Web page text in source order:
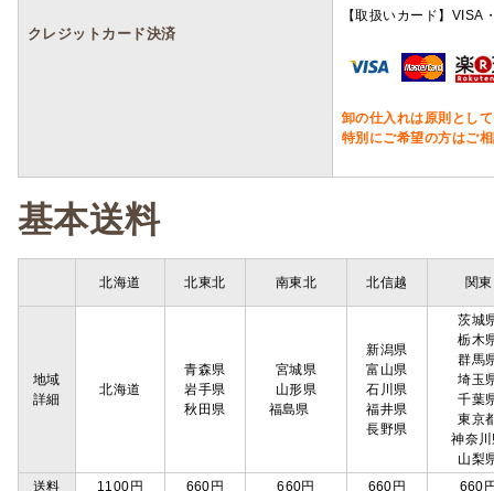
クレジットカード決済
【取扱いカード】
卸の仕入れは原則とし
特別にご希望の方はご
基本送料
北海道 北東北 南東北 北信越 関東
地域
詳細
北海道
青森県
岩手県
秋田県
宮城県
山形県
福島県
新潟県
富山県
石川県
福井県
長野県
茨城
栃木
群馬
埼玉
千葉
東京
神奈
山梨
送料
1100円 660円 660円 660円 660